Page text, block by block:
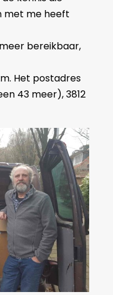
met me heeft
bereikbaar,
Het postadres
43 meer), 3812